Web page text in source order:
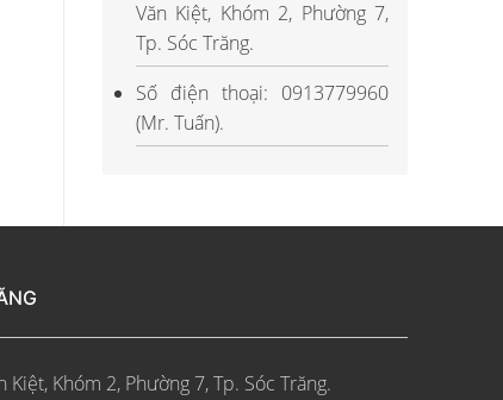
Văn Kiệt, Khóm 2, Phường 7,
Tp. Sóc Trăng.
Số điện thoại: 0913779960
(Mr. Tuấn).
Khóm 2, Phường 7, Tp. Sóc Trăng.